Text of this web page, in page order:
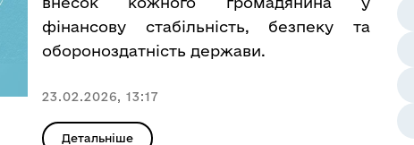
фінансову стабільність, безпеку та
обороноздатність держави.
23.02.2026, 13:17
Детальніше